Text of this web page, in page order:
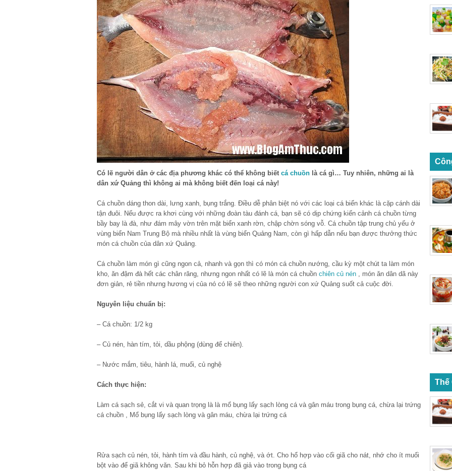
Có lẽ người dân ở các địa phương khác có thể không biết cá chuồn là cá gì… Tuy nhiên, những ai là
dân xứ Quảng thì không ai mà không biết đến loại cá này!
Cá chuồn dáng thon dài, lưng xanh, bụng trắng. Điều dễ phân biệt nó với các loại cá biển khác là cặp cánh dài
tận đuôi. Nếu được ra khơi cùng với những đoàn tàu đánh cá, bạn sẽ có dịp chứng kiến cảnh cá chuồn từng
bầy bay là đà, như đám mây vờn trên mặt biển xanh rờn, chập chờn sóng vỗ. Cá chuồn tập trung chủ yếu ở
vùng biển Nam Trung Bộ mà nhiều nhất là vùng biển Quảng Nam, còn gì hấp dẫn nếu bạn được thưởng thức
món cá chuồn của dân xứ Quảng.
Cá chuồn làm món gì cũng ngon cả, nhanh và gọn thì có món cá chuồn nướng, cầu kỳ một chút ta làm món
kho, ăn đậm đà hết các chân răng, nhưng ngon nhất có lẽ là món cá chuồn chiên củ nén , món ăn dân dã này
đơn giản, rẻ tiền nhưng hương vị của nó có lẽ sẽ theo những người con xứ Quảng suốt cả cuộc đời.
Nguyên liệu chuẩn bị:
– Cá chuồn: 1/2 kg
– Củ nén, hàn tím, tỏi, dầu phộng (dùng để chiên).
– Nước mắm, tiêu, hành lá, muối, củ nghệ
Cách thực hiện:
Làm cá sạch sẻ, cắt vi và quan trọng là là mổ bụng lấy sạch lòng cá và gân máu trong bụng cá, chừa lại trứng
cá chuồn , Mổ bụng lấy sạch lòng và gân máu, chừa lại trứng cá
Rửa sạch củ nén, tỏi, hành tím và đầu hành, củ nghệ, và ớt. Cho hổ hợp vào cối giã cho nát, nhớ cho ít muối
bột vào để giã không văn. Sau khi bỏ hỗn hợp đã giả vào trong bụng cá
Thế